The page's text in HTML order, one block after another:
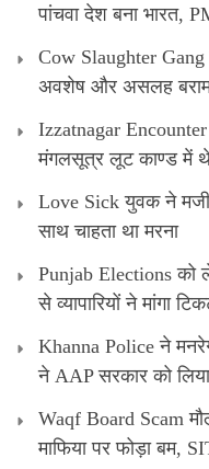
पांचवा देश बना भारत,
Cow Slaughter
अवशेष और असलह
Izzatnagar
मंगलसूत्र लूट काण्‍ड में
Love Sick युवक ने
साथ चाहता था मरना
Punjab Elections को
से व्यापारियों ने मांगा
Khanna Police ने
ने AAP सरकार को
Waqf Board Scam
माफिया पर फोड़ा बम,